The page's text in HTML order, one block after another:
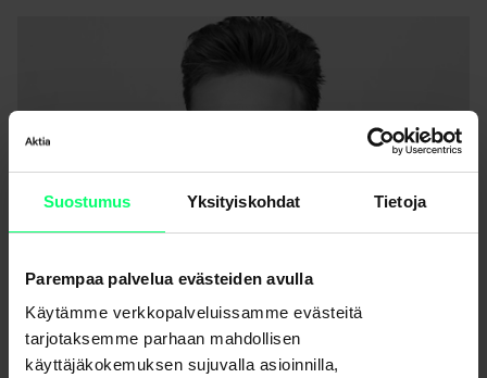
Suostumus Yksityiskohdat Tietoja
Parempaa palvelua evästeiden avulla
Käytämme verkkopalveluissamme evästeitä
tarjotaksemme parhaan mahdollisen
käyttäjäkokemuksen sujuvalla asioinnilla,